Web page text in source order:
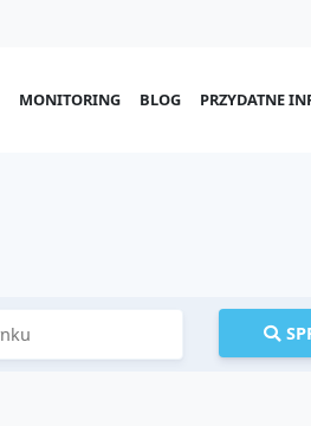
MONITORING BLOG PRZYDATNE